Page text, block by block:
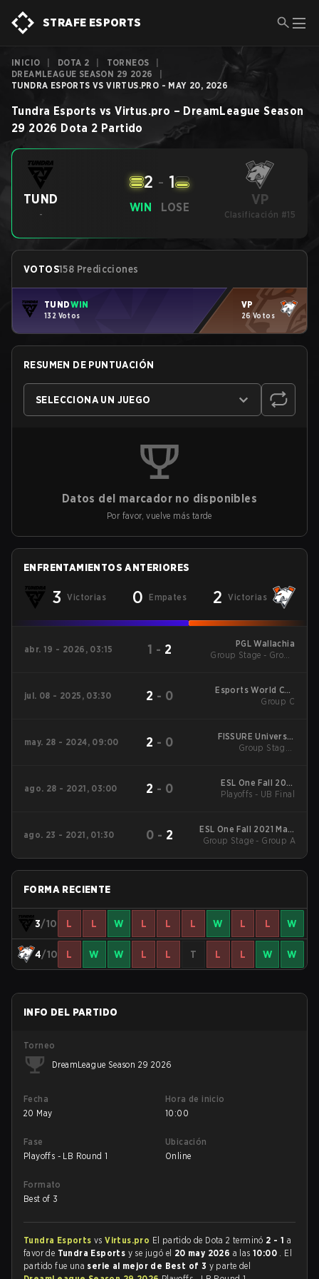
STRAFE ESPORTS
INICIO DOTA 2 TORNEOS
DREAMLEAGUE SEASON 29 2026
TUNDRA ESPORTS VS VIRTUS.PRO - MAY 20, 2026
Tundra Esports vs Virtus.pro – DreamLeague Season
29 2026 Dota 2 Partido
TUND
-
WIN
2 - 1
LOSE VP
Clasificación #15
VOTOS158 Predicciones
TUNDWIN
132 Votos
VP
26 Votos
RESUMEN DE PUNTUACIÓN
SELECCIONA UN JUEGO
Datos del marcador no disponibles
Por favor, vuelve más tarde
ENFRENTAMIENTOS ANTERIORES
3 Victorias 0 Empates 2 Victorias
abr. 19 - 2026, 03:15 1 - 2
PGL Wallachia
Group Stage - Group
jul. 08 - 2025, 03:30 2 - 0
Esports World Cup
2025 Dota2
Group C
may. 28 - 2024, 09:00 2 - 0
FISSURE Universe:
Episode 2
Group Stage -
ago. 28 - 2021, 03:00 2 - 0
ESL One Fall 2021
Main Event
Playoffs - UB Final
ago. 23 - 2021, 01:30 0 - 2
ESL One Fall 2021 Main
Event
Group Stage - Group A
FORMA RECIENTE
3/10 L L W L L L W L L W
4/10 L W W L L T L L W W
INFO DEL PARTIDO
Torneo
DreamLeague Season 29 2026
Fecha
20 May
Hora de inicio
10:00
Fase
Playoffs - LB Round 1
Ubicación
Online
Formato
Best of 3
Tundra Esports vsVirtus.pro El partido de Dota 2 terminó 2 - 1 a
favor de Tundra Esports y se jugó el 20 may 2026 a las10:00 . El
partido fue una serie al mejor de Best of 3 y parte del